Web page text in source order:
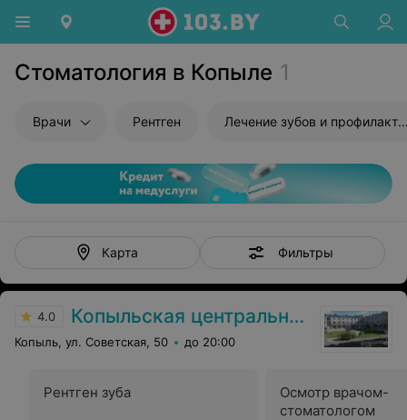
Стоматология в Копыле 1
Врачи Рентген Лечение зубов и профилактика
Карта Фильтры
4.0 Копыльская центральная районная больница
Копыль, ул. Советская, 50 до 20:00
Рентген зуба
Осмотр врачом-
стоматологом